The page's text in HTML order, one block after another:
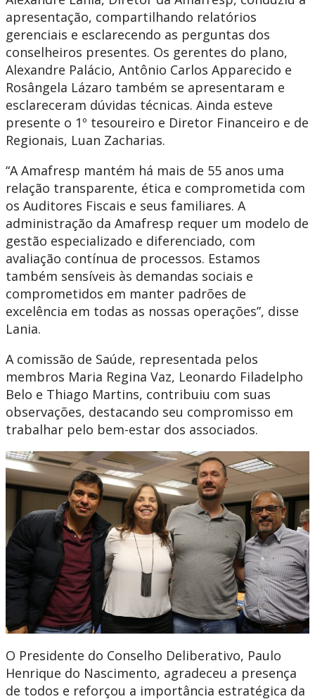
apresentação, compartilhando relatórios
gerenciais e esclarecendo as perguntas dos
conselheiros presentes. Os gerentes do plano,
Alexandre Palácio, Antônio Carlos Apparecido e
Rosângela Lázaro também se apresentaram e
esclareceram dúvidas técnicas. Ainda esteve
presente o 1º tesoureiro e Diretor Financeiro e de
Regionais, Luan Zacharias.
“A Amafresp mantém há mais de 55 anos uma
relação transparente, ética e comprometida com
os Auditores Fiscais e seus familiares. A
administração da Amafresp requer um modelo de
gestão especializado e diferenciado, com
avaliação contínua de processos. Estamos
também sensíveis às demandas sociais e
comprometidos em manter padrões de
excelência em todas as nossas operações”, disse
Lania.
A comissão de Saúde, representada pelos
membros Maria Regina Vaz, Leonardo Filadelpho
Belo e Thiago Martins, contribuiu com suas
observações, destacando seu compromisso em
trabalhar pelo bem-estar dos associados.
O Presidente do Conselho Deliberativo, Paulo
Henrique do Nascimento, agradeceu a presença
de todos e reforçou a importância estratégica da